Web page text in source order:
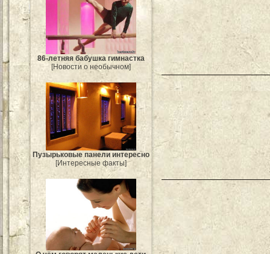
86-летняя бабушка гимнастка
[Новости о необычном]
Пузырьковые панели интересно
[Интересные факты]